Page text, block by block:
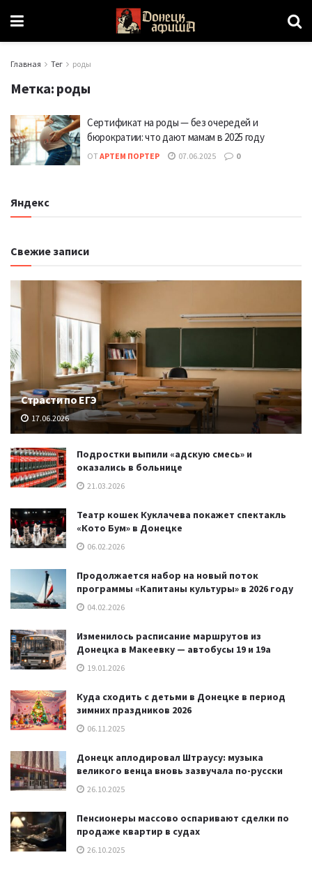
Главная Тег роды
Метка: роды
Сертификат на роды — без очередей и
бюрократии: что дают мамам в 2025 году
ОТ АРТЕМ ПОРТЕР 07.06.2025 0
Яндекс
Свежие записи
Страсти по ЕГЭ
17.06.2026
Подростки выпили «адскую смесь» и
оказались в больнице
21.03.2026
Театр кошек Куклачева покажет спектакль
«Кото Бум» в Донецке
06.02.2026
Продолжается набор на новый поток
программы «Капитаны культуры» в 2026 году
04.02.2026
Изменилось расписание маршрутов из
Донецка в Макеевку — автобусы 19 и 19а
19.01.2026
Куда сходить с детьми в Донецке в период
зимних праздников 2026
06.11.2025
Донецк аплодировал Штраусу: музыка
великого венца вновь зазвучала по-русски
26.10.2025
Пенсионеры массово оспаривают сделки по
продаже квартир в судах
26.10.2025